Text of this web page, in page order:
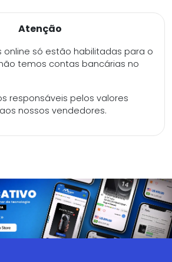
Atenção
online só estão habilitadas para o
temos contas bancárias no
responsáveis pelos valores
nossos vendedores.